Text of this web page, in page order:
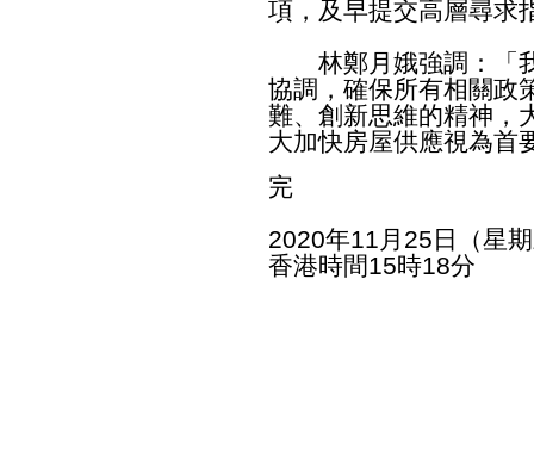
項，及早提交高層尋求
林鄭月娥強調：「我
協調，確保所有相關政
難、創新思維的精神，
大加快房屋供應視為首
完
2020年11月25日（星
香港時間15時18分